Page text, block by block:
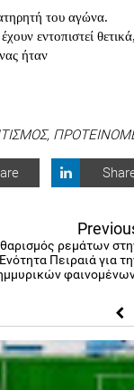
του αγώνα.
εντοπιστεί
ήταν
,
ρεμάτων
Πειραιά για